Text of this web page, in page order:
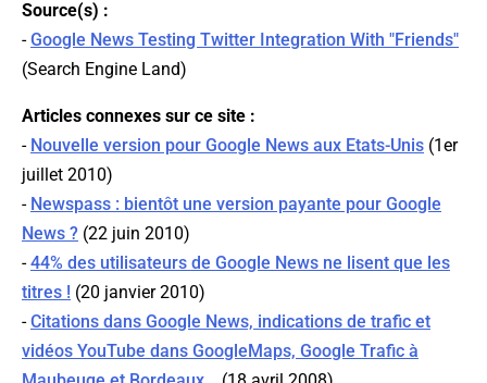
Source(s) :
-Google News Testing Twitter Integration With "Friends"
(Search Engine Land)
Articles connexes sur ce site :
- Nouvelle version pour Google News aux Etats-Unis (1er
juillet 2010)
- Newspass : bientôt une version payante pour Google
News ? (22 juin 2010)
-44% des utilisateurs de Google News ne lisent que les
titres ! (20 janvier 2010)
-Citations dans Google News, indications de trafic et
vidéos YouTube dans GoogleMaps, Google Trafic à